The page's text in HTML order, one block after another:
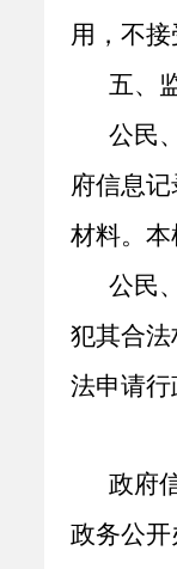
用，不
五、
公民
府信息
材料。
公民
犯其合
法申请
政府
政务公开